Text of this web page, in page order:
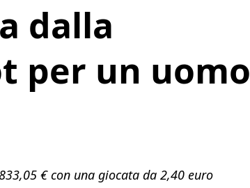
dalla
per un uomo
€ con una giocata da 2,40 euro